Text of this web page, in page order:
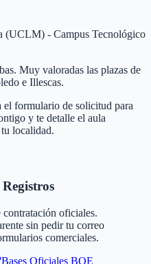
(UCLM) - Campus Tecnológico
Muy valoradas las plazas de
e Illescas.
el formulario de solicitud para
y te detalle el aula
localidad.
contratación oficiales.
sin pedir tu correo
comerciales.
Bases Oficiales BOE